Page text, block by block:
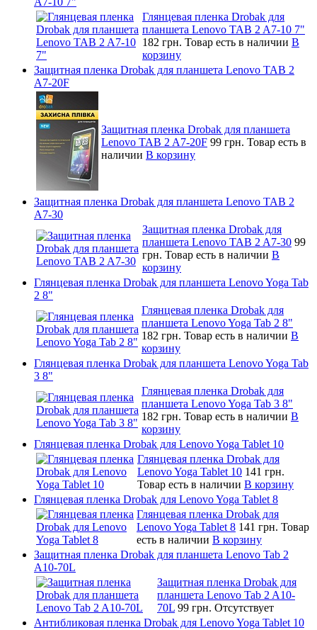
Глянцевая пленка Drobak для
планшета Lenovo TAB 2 A7-10 7"
182 грн. Товар есть в наличии В
корзину
Защитная пленка Drobak для планшета Lenovo TAB 2
A7-20F
Защитная пленка Drobak для планшета
Lenovo TAB 2 A7-20F 99 грн. Товар есть в
наличии В корзину
Защитная пленка Drobak для планшета Lenovo TAB 2
A7-30
Защитная пленка Drobak для
планшета Lenovo TAB 2 A7-30 99
грн. Товар есть в наличии В
корзину
Глянцевая пленка Drobak для планшета Lenovo Yoga Tab
2 8"
Глянцевая пленка Drobak для
планшета Lenovo Yoga Tab 2 8"
182 грн. Товар есть в наличии В
корзину
Глянцевая пленка Drobak для планшета Lenovo Yoga Tab
3 8"
Глянцевая пленка Drobak для
планшета Lenovo Yoga Tab 3 8"
182 грн. Товар есть в наличии В
корзину
Глянцевая пленка Drobak для Lenovo Yoga Tablet 10
Глянцевая пленка Drobak для
Lenovo Yoga Tablet 10 141 грн.
Товар есть в наличии В корзину
Глянцевая пленка Drobak для Lenovo Yoga Tablet 8
Глянцевая пленка Drobak для
Lenovo Yoga Tablet 8 141 грн. Товар
есть в наличии В корзину
Защитная пленка Drobak для планшета Lenovo Tab 2
A10-70L
Защитная пленка Drobak для
планшета Lenovo Tab 2 A10-
70L 99 грн. Отсутствует
Антибликовая пленка Drobak для Lenovo Yoga Tablet 10